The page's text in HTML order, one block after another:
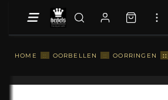
HOME :: OORBELLEN :: OORRINGEN ::